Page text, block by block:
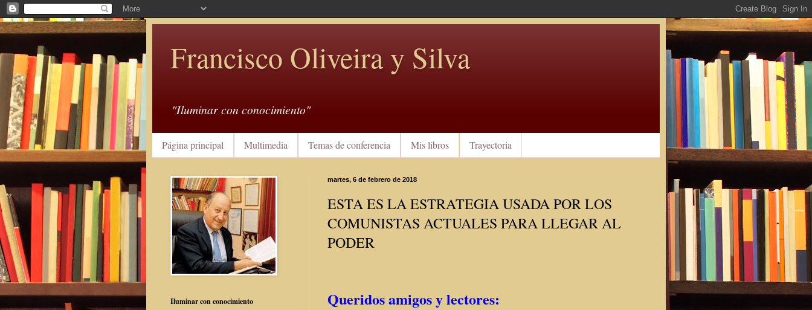
Francisco Oliveira y Silva
"Iluminar con conocimiento"
Página principal Multimedia Temas de conferencia Mis libros Trayectoria
martes, 6 de febrero de 2018
ESTA ES LA ESTRATEGIA USADA POR LOS
COMUNISTAS ACTUALES PARA LLEGAR AL
PODER
Queridos amigos y lectores:
Iluminar con conocimiento